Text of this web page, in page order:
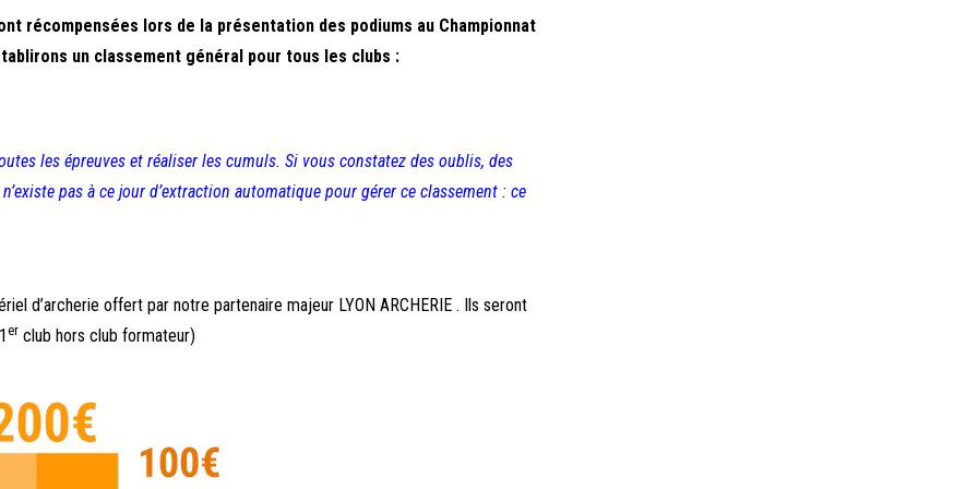
récompensées lors de la présentation des podiums au Championnat
un classement général pour tous les clubs :
les épreuves et réaliser les cumuls. Si vous constatez des oublis, des
pas à ce jour d’extraction automatique pour gérer ce classement : ce
d’archerie offert par notre partenaire majeur LYON ARCHERIE . Ils seront
er club hors club formateur)